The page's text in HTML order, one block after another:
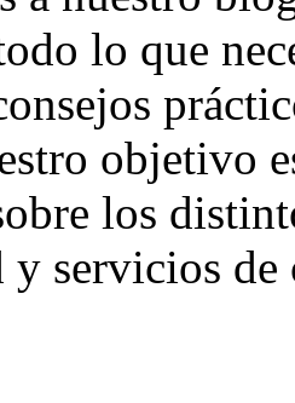
lo que
objetivo
los
y servicios